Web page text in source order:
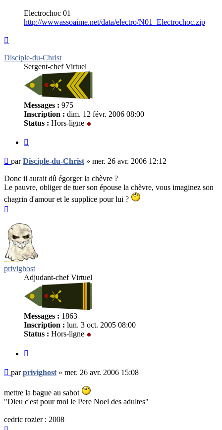
Electrochoc 01
http://wwwassoaime.net/data/electro/N01_Electrochoc.zip
Disciple-du-Christ
Sergent-chef Virtuel
Messages : 975
Inscription : dim. 12 févr. 2006 08:00
Status : Hors-ligne
Message
non
lu
parDisciple-du-Christ» mer. 26 avr. 2006 12:12
Donc il aurait dû égorger la chèvre ?
Le pauvre, obliger de tuer son épouse la chèvre, vous imaginez son
chagrin d'amour et le supplice pour lui ?
privighost
Adjudant-chef Virtuel
Messages : 1863
Inscription : lun. 3 oct. 2005 08:00
Status : Hors-ligne
Message
non
parprivighost » mer. 26 avr. 2006 15:08
mettre la bague au sabot
"Dieu c'est pour moi le Pere Noel des adultes"
cedric rozier : 2008